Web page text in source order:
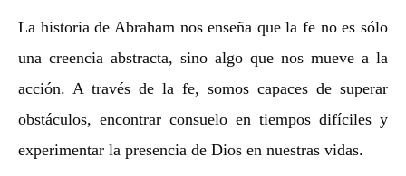
La historia de Abraham nos enseña que la fe no es sólo
una creencia abstracta, sino algo que nos mueve a la
acción. A través de la fe, somos capaces de superar
obstáculos, encontrar consuelo en tiempos difíciles y
experimentar la presencia de Dios en nuestras vidas.